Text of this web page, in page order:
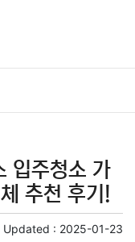
입주청소 가
추천 후기!
Updated : 2025-01-23